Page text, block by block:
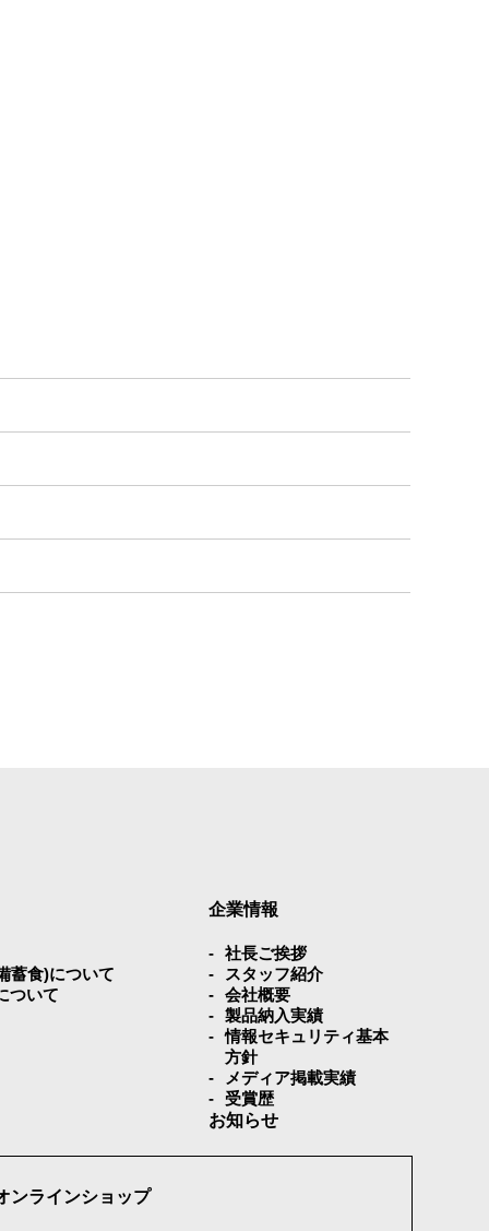
蓄⾷)について
ついて
企業情報
社⻑ご挨拶
スタッフ紹介
会社概要
製品納入実績
情報セキュリティ基本
方針
メディア掲載実績
受賞歴
お知らせ
ンラインショップ